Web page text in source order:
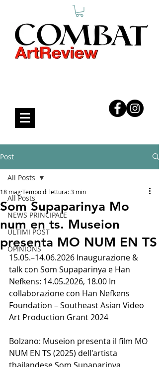
Post
All Posts
NEWS PRINCIPALE
ULTIMI POST
OPINIONS
All Posts
Som Supaparinya Mo
num en ts. Museion
presenta MO NUM EN TS
18 magTempo di lettura: 3 min
15.05.–14.06.2026 Inaugurazione &
talk con Som Supaparinya e Han
Nefkens: 14.05.2026, 18.00 In
collaborazione con Han Nefkens
Foundation – Southeast Asian Video
Art Production Grant 2024
Bolzano: Museion presenta il film MO
NUM EN TS (2025) dell'artista
thailandese Som Supaparinya,